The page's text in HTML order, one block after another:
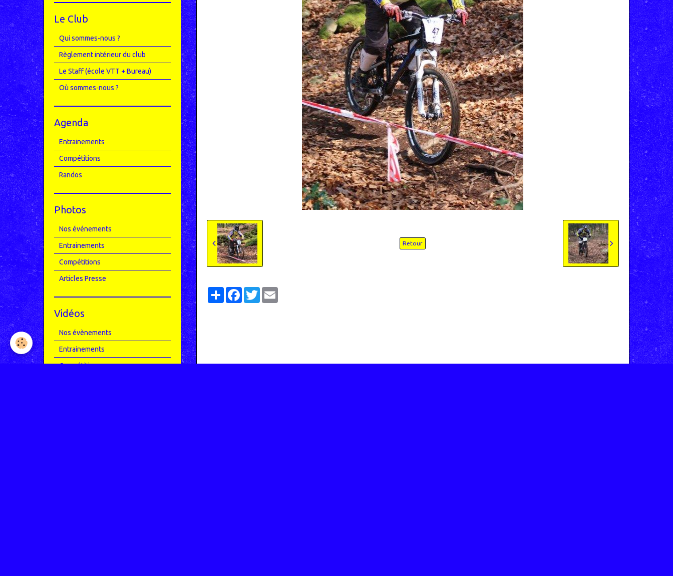
Retour
PartagerFacebook
TwitterEmail
Le Club
Qui sommes-nous ?
Règlement intérieur du club
Le Staff (école VTT + Bureau)
Où sommes-nous ?
Agenda
Entrainements
Compétitions
Randos
Photos
Nos événements
Entrainements
Compétitions
Articles Presse
Vidéos
Nos évènements
Entrainements
Compétitions